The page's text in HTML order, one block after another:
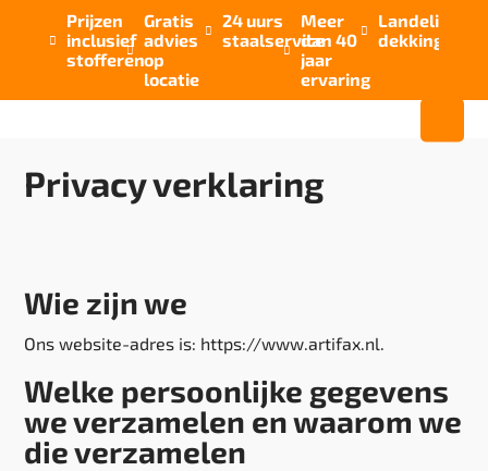

Prijzen
inclusief
stofferen

Gratis
advies
op
locatie

24 uurs
staalservice

Meer
dan 40
jaar
ervaring

Landelijke
dekking
Privacy verklaring
Wie zijn we
Ons website-adres is: https://www.artifax.nl.
Welke persoonlijke gegevens
we verzamelen en waarom we
die verzamelen